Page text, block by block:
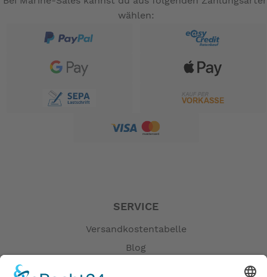
wählen:
SERVICE
Versandkostentabelle
Blog